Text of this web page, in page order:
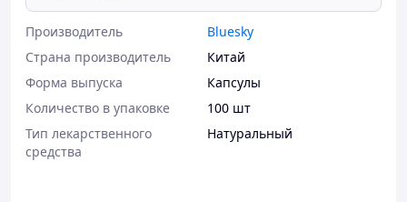
Производитель
Bluesky
Страна производитель
Китай
Форма выпуска
Капсулы
Количество в упаковке
100 шт
Тип лекарственного
средства
Натуральный